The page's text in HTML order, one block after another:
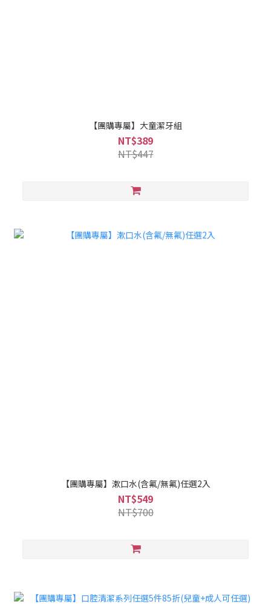
【團購專屬】大童潔牙組
NT$389
NT$447
【團購專屬】漱口水(含氟/無氟)任選2入
NT$549
NT$700